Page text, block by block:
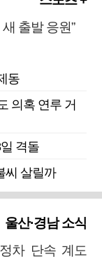
출발 응원”
동
의혹 연루 거
격돌
씨 살릴까
울산·경남 소식
차 단속 계도